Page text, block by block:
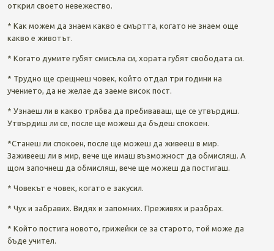
открил своето невежество.
* Как можем да знаем какво е смъртта, когато не знаем още
какво е животът.
* Когато думите губят смисъла си, хората губят свободата си.
* Трудно ще срещнеш човек, който отдал три години на
учението, да не желае да заеме висок пост.
* Узнаеш ли в какво трябва да пребиваваш, ще се утвърдиш.
Утвърдиш ли се, после ще можеш да бъдеш спокоен.
*Станеш ли спокоен, после ще можеш да живееш в мир.
Заживееш ли в мир, вече ще имаш възможност да обмисляш. А
щом започнеш да обмисляш, вече ще можеш да постигаш.
* Човекът е човек, когато е закусил.
* Чух и забравих. Видях и запомних. Преживях и разбрах.
* Който постига новото, грижейки се за старото, той може да
бъде учител.